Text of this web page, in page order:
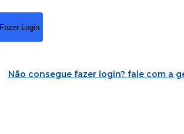
Fazer Login
Não consegue fazer login? fale com a